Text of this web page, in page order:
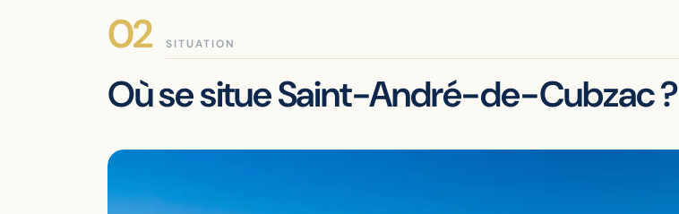
SITUATION
Où se situe Saint-André-de-Cubzac ?